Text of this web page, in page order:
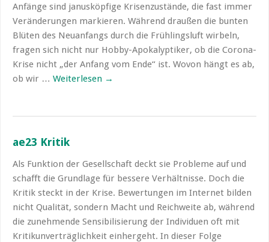
Anfänge sind janusköpfige Krisenzustände, die fast immer
Veränderungen markieren. Während draußen die bunten
Blüten des Neuanfangs durch die Frühlingsluft wirbeln,
fragen sich nicht nur Hobby-Apokalyptiker, ob die Corona-
Krise nicht „der Anfang vom Ende“ ist. Wovon hängt es ab,
ob wir … Weiterlesen →
ae23 Kritik
Als Funktion der Gesellschaft deckt sie Probleme auf und
schafft die Grundlage für bessere Verhältnisse. Doch die
Kritik steckt in der Krise. Bewertungen im Internet bilden
nicht Qualität, sondern Macht und Reichweite ab, während
die zunehmende Sensibilisierung der Individuen oft mit
Kritikunverträglichkeit einhergeht. In dieser Folge